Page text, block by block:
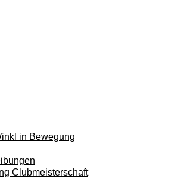
in Bewegung
Clubmeisterschaft